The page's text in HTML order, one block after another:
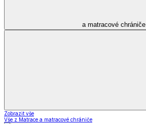
a matracové chrániče
Zobrazit vše
Vše z Matrace a matracové chrániče